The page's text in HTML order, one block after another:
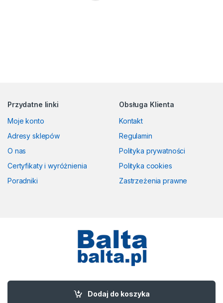
Dodaj do koszyka
Przydatne linki
Moje konto
Adresy sklepów
O nas
Certyfikaty i wyróżnienia
Poradniki
Obsługa Klienta
Kontakt
Regulamin
Polityka prywatności
Polityka cookies
Zastrzeżenia prawne
Masz pytania? Zadzwoń!
58 524 50 00